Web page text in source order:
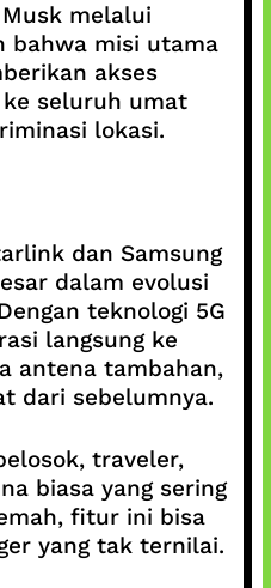
melalui
bahwa misi utama
akses
seluruh umat
lokasi.
dan Samsung
dalam evolusi
teknologi 5G
langsung ke
antena tambahan,
dari sebelumnya.
traveler,
biasa yang sering
fitur ini bisa
yang tak ternilai.